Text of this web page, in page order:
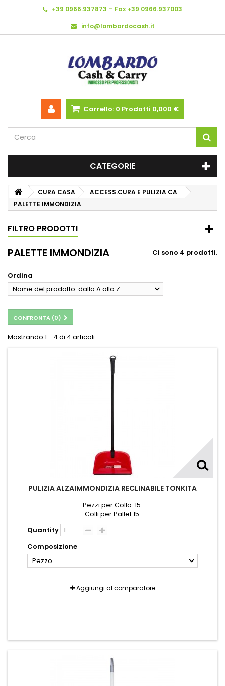
+39 0966.937873 – Fax +39 0966.937003
info@lombardocash.it
Carrello: 0 Prodotti 0,000 €
CATEGORIE
CURA CASA
ACCESS.CURA E PULIZIA CA
PALETTE IMMONDIZIA
FILTRO PRODOTTI
PALETTE IMMONDIZIA Ci sono 4 prodotti.
Ordina
Nome del prodotto: dalla A alla Z
CONFRONTA (0)
Mostrando 1 - 4 di 4 articoli
PULIZIA ALZAIMMONDIZIA RECLINABILE TONKITA
Pezzi per Collo: 15.
Colli per Pallet 15.
Quantity
Composizione
Pezzo
Aggiungi al comparatore